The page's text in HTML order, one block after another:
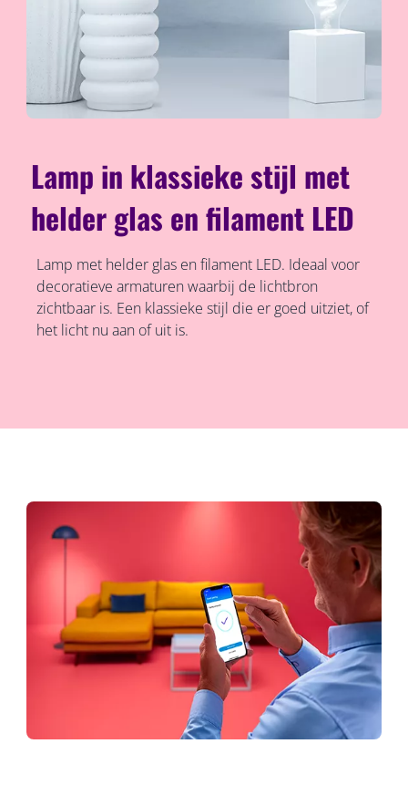
Lamp in klassieke stijl met
helder glas en filament LED
Lamp met helder glas en filament LED. Ideaal voor
decoratieve armaturen waarbij de lichtbron
zichtbaar is. Een klassieke stijl die er goed uitziet, of
het licht nu aan of uit is.